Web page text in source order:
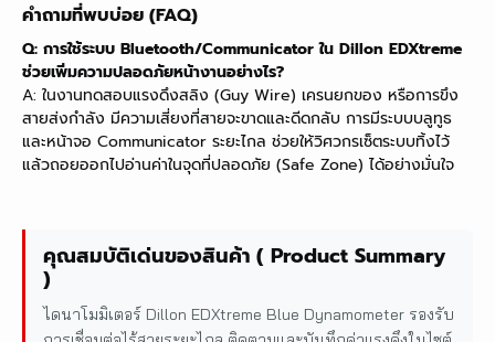
คำถามที่พบบ่อย (FAQ)
Q: การใช้ระบบ Bluetooth/Communicator ใน Dillon EDXtreme
ช่วยเพิ่มความปลอดภัยหน้างานอย่างไร?
A: ในงานทดสอบแรงดึงสลิง (Guy Wire) เครนยกของ หรือการขึง
สายส่งกำลัง มีความเสี่ยงที่สายจะขาดและดีดกลับ การมีระบบบลูทูธ
และหน้าจอ Communicator ระยะไกล ช่วยให้วิศวกรเซ็ตระบบทิ้งไว้
แล้วถอยออกไปอ่านค่าในจุดที่ปลอดภัย (Safe Zone) ได้อย่างมั่นใจ
คุณสมบัติเด่นของสินค้า ( Product Summary
)
ไดนาโมมิเตอร์ Dillon EDXtreme Blue Dynamometer รองรับ